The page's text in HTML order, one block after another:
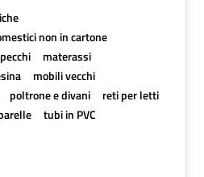
non in cartone
materassi
mobili vecchi
poltrone e divani
reti per letti
tubi in PVC